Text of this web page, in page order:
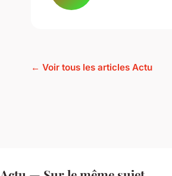
← Voir tous les articles Actu